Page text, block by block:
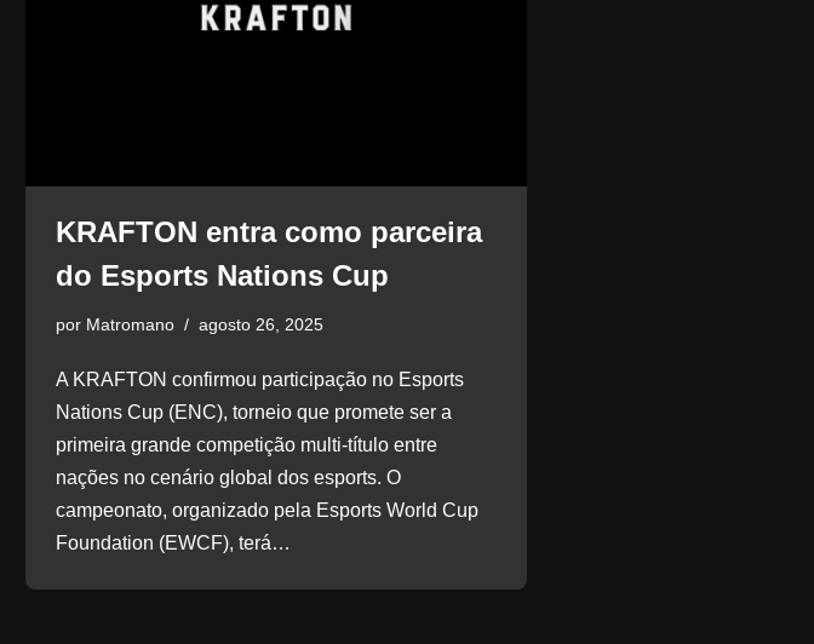
KRAFTON entra como parceira
do Esports Nations Cup
por Matromano agosto 26, 2025
A KRAFTON confirmou participação no Esports
Nations Cup (ENC), torneio que promete ser a
primeira grande competição multi-título entre
nações no cenário global dos esports. O
campeonato, organizado pela Esports World Cup
Foundation (EWCF), terá…